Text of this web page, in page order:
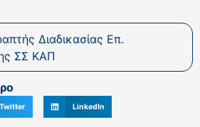
Διαδικασίας Επ.
ΣΣ ΚΑΠ
Twitter LinkedIn